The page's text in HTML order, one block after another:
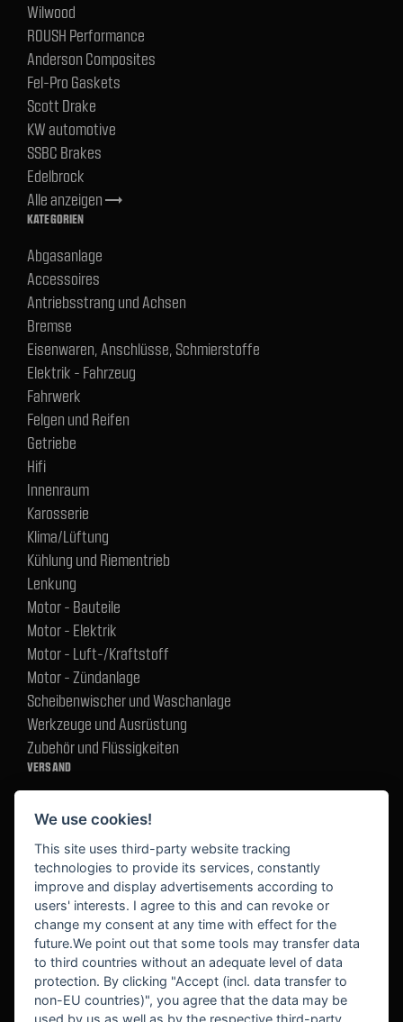
Wilwood
ROUSH Performance
Anderson Composites
Fel-Pro Gaskets
Scott Drake
KW automotive
SSBC Brakes
Edelbrock
Alle anzeigentrending_flat
KATEGORIEN
Abgasanlage
Accessoires
Antriebsstrang und Achsen
Bremse
Eisenwaren, Anschlüsse, Schmierstoffe
Elektrik - Fahrzeug
Fahrwerk
Felgen und Reifen
Getriebe
Hifi
Innenraum
Karosserie
Klima/Lüftung
Kühlung und Riementrieb
Lenkung
Motor - Bauteile
Motor - Elektrik
Motor - Luft-/Kraftstoff
Motor - Zündanlage
Scheibenwischer und Waschanlage
Werkzeuge und Ausrüstung
Zubehör und Flüssigkeiten
VERSAND
BEKANNT AUS
We use cookies!
This site uses third-party website tracking
technologies to provide its services, constantly
improve and display advertisements according to
users' interests. I agree to this and can revoke or
change my consent at any time with effect for the
future.We point out that some tools may transfer data
to third countries without an adequate level of data
protection. By clicking "Accept (incl. data transfer to
non-EU countries)", you agree that the data may be